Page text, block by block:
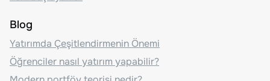
Blog
Yatırımda Çeşitlendirmenin Önemi
Öğrenciler nasıl yatırım yapabilir?